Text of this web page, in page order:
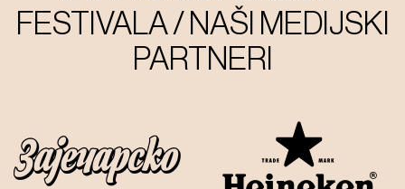
FESTIVALA / NAŠI MEDIJSKI
PARTNERI